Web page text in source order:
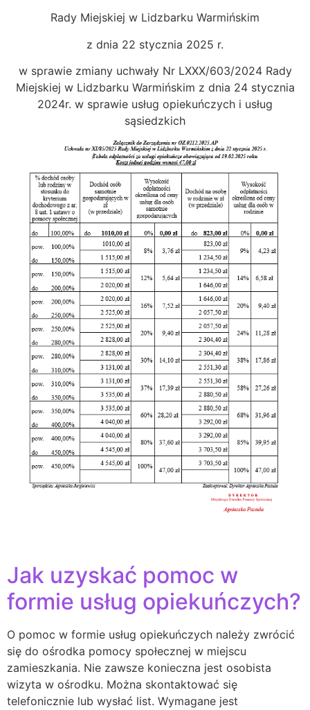
Rady Miejskiej w Lidzbarku Warmińskim
z dnia 22 stycznia 2025 r.
w sprawie zmiany uchwały Nr LXXX/603/2024 Rady
Miejskiej w Lidzbarku Warmińskim z dnia 24 stycznia
2024r. w sprawie usług opiekuńczych i usług
sąsiedzkich
Jak uzyskać pomoc w
formie usług opiekuńczych?
O pomoc w formie usług opiekuńczych należy zwrócić
się do ośrodka pomocy społecznej w miejscu
zamieszkania. Nie zawsze konieczna jest osobista
wizyta w ośrodku. Można skontaktować się
telefonicznie lub wysłać list. Wymagane jest